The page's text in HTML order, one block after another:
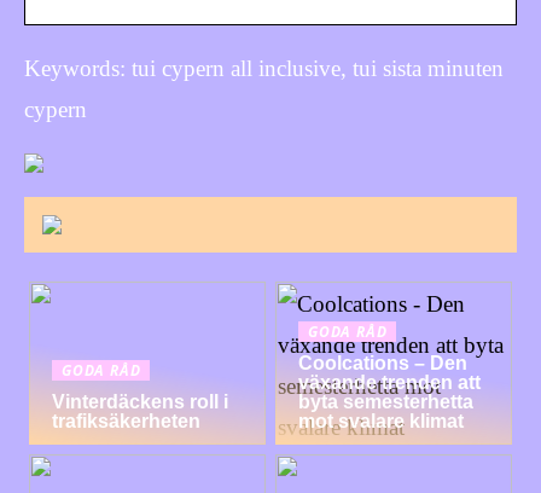
Keywords: tui cypern all inclusive, tui sista minuten
cypern
GODA RÅD
Vinterdäckens roll i
trafiksäkerheten
GODA RÅD
Coolcations – Den
växande trenden att
byta semesterhetta
mot svalare klimat